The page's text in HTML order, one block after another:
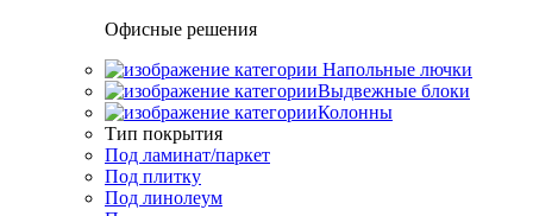
Офисные решения
Напольные лючки
Выдвежные блоки
Колонны
Тип покрытия
Под ламинат/паркет
Под плитку
Под линолеум